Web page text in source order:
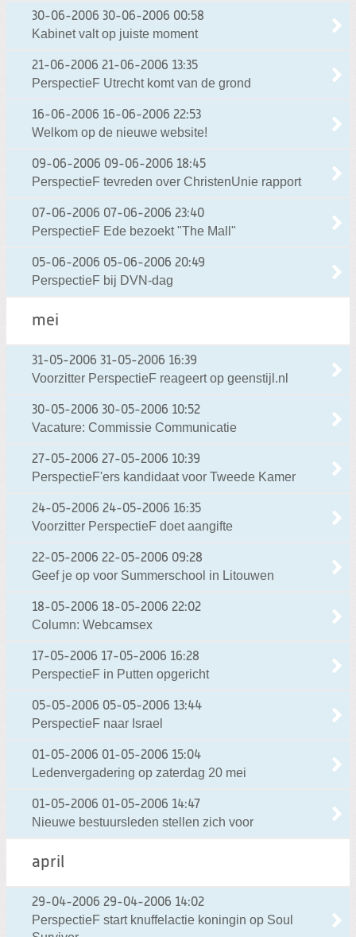
30-06-2006 30-06-2006 00:58
Kabinet valt op juiste moment
21-06-2006 21-06-2006 13:35
PerspectieF Utrecht komt van de grond
16-06-2006 16-06-2006 22:53
Welkom op de nieuwe website!
09-06-2006 09-06-2006 18:45
PerspectieF tevreden over ChristenUnie rapport
07-06-2006 07-06-2006 23:40
PerspectieF Ede bezoekt "The Mall"
05-06-2006 05-06-2006 20:49
PerspectieF bij DVN-dag
mei
31-05-2006 31-05-2006 16:39
Voorzitter PerspectieF reageert op geenstijl.nl
30-05-2006 30-05-2006 10:52
Vacature: Commissie Communicatie
27-05-2006 27-05-2006 10:39
PerspectieF'ers kandidaat voor Tweede Kamer
24-05-2006 24-05-2006 16:35
Voorzitter PerspectieF doet aangifte
22-05-2006 22-05-2006 09:28
Geef je op voor Summerschool in Litouwen
18-05-2006 18-05-2006 22:02
Column: Webcamsex
17-05-2006 17-05-2006 16:28
PerspectieF in Putten opgericht
05-05-2006 05-05-2006 13:44
PerspectieF naar Israel
01-05-2006 01-05-2006 15:04
Ledenvergadering op zaterdag 20 mei
01-05-2006 01-05-2006 14:47
Nieuwe bestuursleden stellen zich voor
april
29-04-2006 29-04-2006 14:02
PerspectieF start knuffelactie koningin op Soul